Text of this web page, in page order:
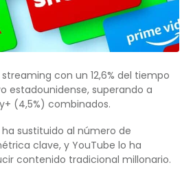
con un 12,6% del tiempo
estadounidense, superando a
(4,5%) combinados.
sustituido al número de
clave, y YouTube lo ha
contenido tradicional millonario.